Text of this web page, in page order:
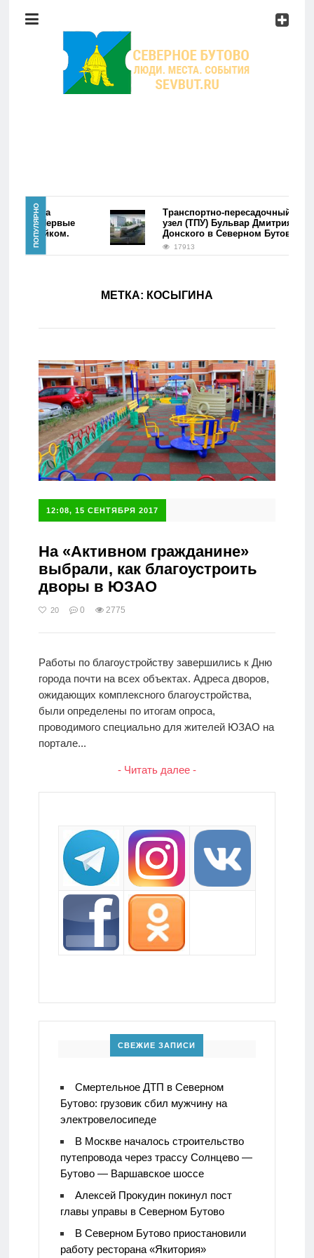
Район
Мероприятия
Главная
Новости
ПОПУЛЯРНО
района
Первые
фэйком.
Транспортно-пересадочный
узел (ТПУ) Бульвар Дмитрия
Донского в Северном Бутово
17913
МЕТКА: КОСЫГИНА
12:08, 15 СЕНТЯБРЯ 2017
На «Активном гражданине»
выбрали, как благоустроить
дворы в ЮЗАО
20 0 2775
Работы по благоустройству завершились к Дню
города почти на всех объектах. Адреса дворов,
ожидающих комплексного благоустройства,
были определены по итогам опроса,
проводимого специально для жителей ЮЗАО на
портале...
- Читать далее -
СВЕЖИЕ ЗАПИСИ
Смертельное ДТП в Северном
Бутово: грузовик сбил мужчину на
электровелосипеде
В Москве началось строительство
путепровода через трассу Солнцево —
Бутово — Варшавское шоссе
Алексей Прокудин покинул пост
главы управы в Северном Бутово
В Северном Бутово приостановили
работу ресторана «Якитория»